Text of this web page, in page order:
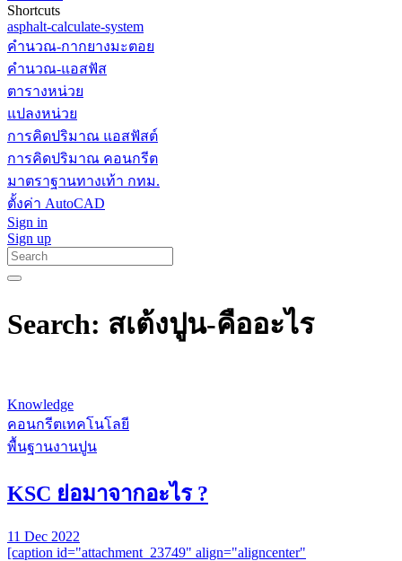
Shortcuts
asphalt-calculate-system
คำนวณ-กากยางมะตอย
คำนวณ-แอสฟัส
ตารางหน่วย
แปลงหน่วย
การคิดปริมาณ แอสฟัสต์
การคิดปริมาณ คอนกรีต
มาตราฐานทางเท้า กทม.
ตั้งค่า AutoCAD
Sign in
Sign up
Search: สเต้งปูน-คืออะไร
Knowledge
คอนกรีตเทคโนโลยี
พื้นฐานงานปูน
KSC ย่อมาจากอะไร ?
11 Dec 2022
[caption id="attachment_23749" align="aligncenter"